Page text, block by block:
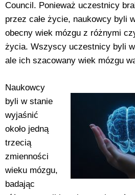
Council. Ponieważ uczestnicy
przez całe życie, naukowcy byli
obecny wiek mózgu z różnymi
życia. Wszyscy uczestnicy byli
ale ich szacowany wiek mózgu
Naukowcy
byli w stanie
wyjaśnić
około jedną
trzecią
zmienności
wieku mózgu,
badając